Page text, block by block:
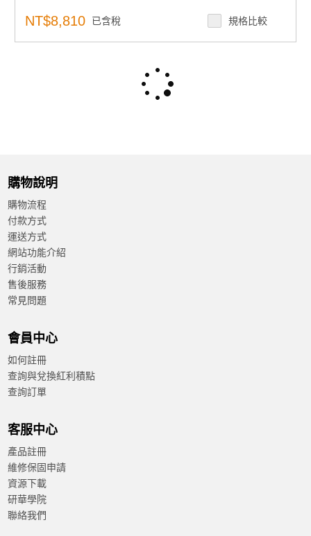
傳輸安全
具備超過 10,000 筆資料本地儲存容量，支援 SNTP /
RTC 時間同步，以及 Watchdog 定時器自動重連機制
SNTP、TCP/IP、HTTPS、RESTful、UDP 及 DHCP
NT$8,810 已含稅 規格比較
購物說明
購物流程
付款方式
運送方式
網站功能介紹
行銷活動
售後服務
常見問題
會員中心
如何註冊
查詢與兌換紅利積點
查詢訂單
客服中心
產品註冊
維修保固申請
資源下載
研華學院
聯絡我們